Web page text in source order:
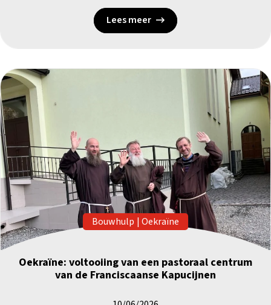
Lees meer
Bouwhulp | Oekraïne
Oekraïne: voltooiing van een pastoraal centrum
van de Franciscaanse Kapucijnen